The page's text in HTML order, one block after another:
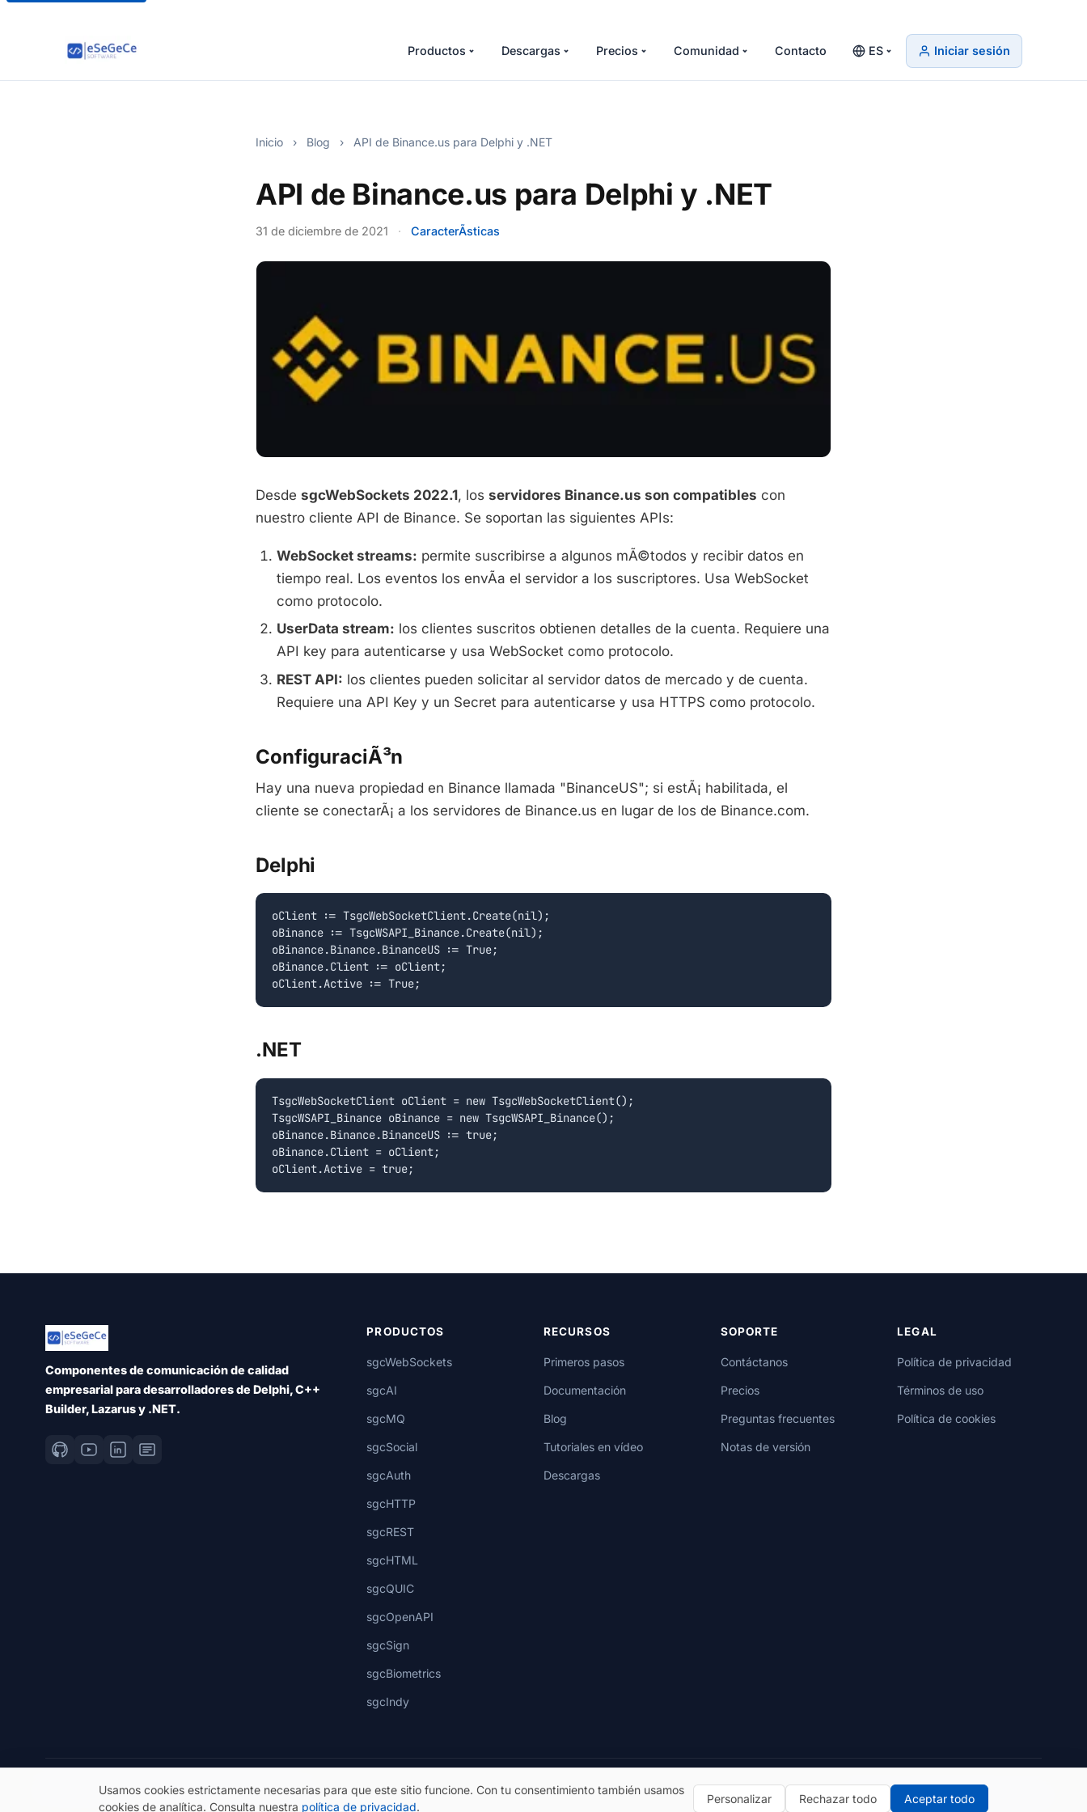
Productos Descargas Precios Comunidad Contacto ES Iniciar sesión
Inicio › Blog › API de Binance.us para Delphi y .NET
API de Binance.us para Delphi y .NET
31 de diciembre de 2021 · CaracterÃ­sticas
Desde sgcWebSockets 2022.1, los servidores Binance.us son compatibles con
nuestro cliente API de Binance. Se soportan las siguientes APIs:
WebSocket streams: permite suscribirse a algunos mÃ©todos y recibir datos en
tiempo real. Los eventos los envÃ­a el servidor a los suscriptores. Usa WebSocket
como protocolo.
UserData stream: los clientes suscritos obtienen detalles de la cuenta. Requiere una
API key para autenticarse y usa WebSocket como protocolo.
REST API: los clientes pueden solicitar al servidor datos de mercado y de cuenta.
Requiere una API Key y un Secret para autenticarse y usa HTTPS como protocolo.
ConfiguraciÃ³n
Hay una nueva propiedad en Binance llamada "BinanceUS"; si estÃ¡ habilitada, el
cliente se conectarÃ¡ a los servidores de Binance.us en lugar de los de Binance.com.
Delphi
oClient := TsgcWebSocketClient.Create(nil);
oBinance := TsgcWSAPI_Binance.Create(nil);
oBinance.Binance.BinanceUS := True;
oBinance.Client := oClient;
.NET
TsgcWebSocketClient oClient = new TsgcWebSocketClient();
TsgcWSAPI_Binance oBinance = new TsgcWSAPI_Binance();
oBinance.Binance.BinanceUS := true;
oBinance.Client = oClient;
Componentes de comunicación de calidad
empresarial para desarrolladores de Delphi, C++
Builder, Lazarus y .NET.
PRODUCTOS
sgcWebSockets
sgcAI
sgcMQ
sgcSocial
sgcAuth
sgcHTTP
sgcREST
sgcHTML
sgcQUIC
sgcOpenAPI
sgcSign
sgcBiometrics
sgcIndy
RECURSOS
Primeros pasos
Documentación
Blog
Tutoriales en vídeo
Descargas
SOPORTE
Contáctanos
Precios
Preguntas frecuentes
Notas de versión
LEGAL
Política de privacidad
Términos de uso
Política de cookies
© 2026 eSeGeCe. Todos los derechos reservados. Política de privacidad Términos de uso
Usamos cookies estrictamente necesarias para que este sitio funcione. Con tu consentimiento también usamos
cookies de analítica. Consulta nuestra política de privacidad.
Personalizar Rechazar todo Aceptar todo